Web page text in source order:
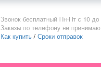
Звонок бесплатный Пн-Пт с 10 до
Заказы по телефону не
Как купить / Сроки отправок